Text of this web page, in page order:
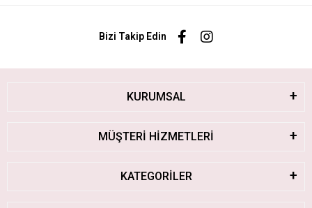
Bizi Takip Edin
KURUMSAL
MÜŞTERİ HİZMETLERİ
KATEGORİLER